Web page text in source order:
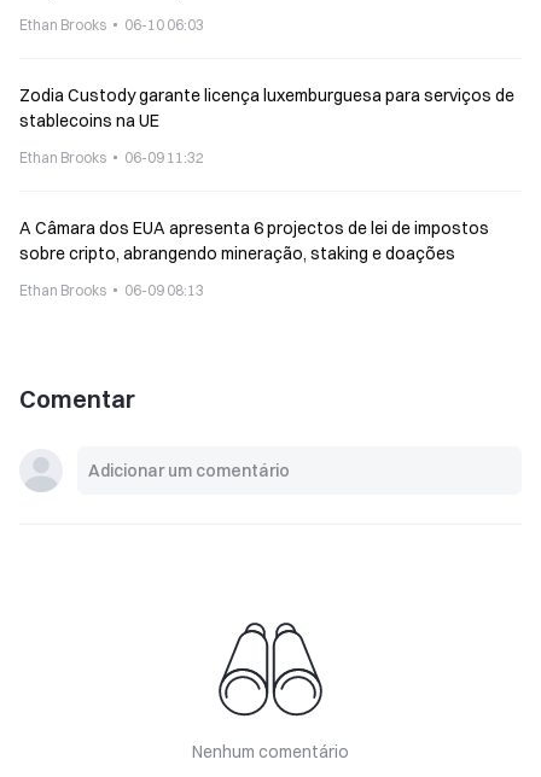
Ethan Brooks 06-10 06:03
Zodia Custody garante licença luxemburguesa para serviços de
stablecoins na UE
Ethan Brooks 06-09 11:32
A Câmara dos EUA apresenta 6 projectos de lei de impostos
sobre cripto, abrangendo mineração, staking e doações
Ethan Brooks 06-09 08:13
Comentar
Nenhum comentário